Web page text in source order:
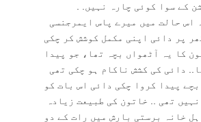
کے سوا کوئی چارہ نہیں. .
اس حالت میں میرے پاس ایمرجنسی
پر دائی اپنی مکمل کوشش کر چکی
کا یہ آٹھواں بچہ تھا، جو پیدا
دائی کی کشش ناکام ہو چکی تھی
پیدا کروا چکی دائی اس بات کو
تھی .. خاتون کی طبیعت زیادہ
خانہ برستی بارش میں رات کے دو